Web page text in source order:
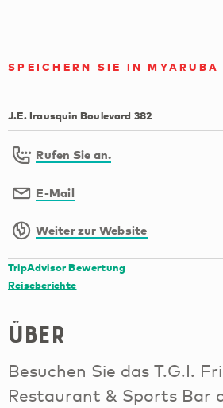
SPEICHERN SIE IN MYARUBA
J.E. Irausquin Boulevard 382
Rufen Sie an.
E-Mail
Weiter zur Website
TripAdvisor Bewertung
Reiseberichte
Über
Besuchen Sie das T.G.I.
Restaurant & Sports Bar